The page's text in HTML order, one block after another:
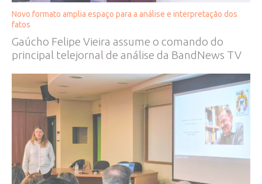
Novo formato amplia espaço para a análise e interpretação dos
fatos
Gaúcho Felipe Vieira assume o comando do
principal telejornal de análise da BandNews TV